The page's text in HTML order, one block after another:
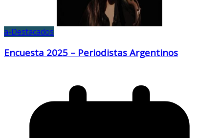
a-Destacados
Encuesta 2025 – Periodistas Argentinos